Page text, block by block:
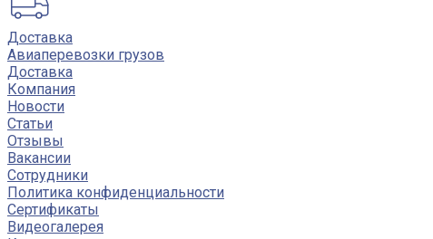
Доставка
Авиаперевозки грузов
Доставка
Компания
Новости
Статьи
Отзывы
Вакансии
Сотрудники
Политика конфиденциальности
Сертификаты
Видеогалерея